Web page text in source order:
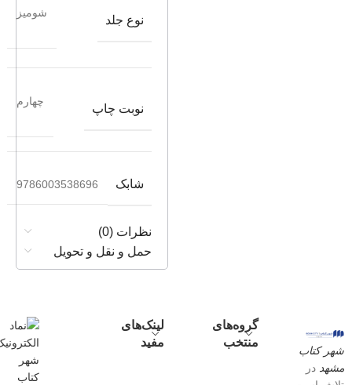
نوع جلد
شومیز
نوبت چاپ
چهارم
شابک 9786003538696
نظرات (0)
حمل و نقل و تحویل
شهر کتاب
مشهد در
گروه‌های
منتخب
لینک‌های
مفید